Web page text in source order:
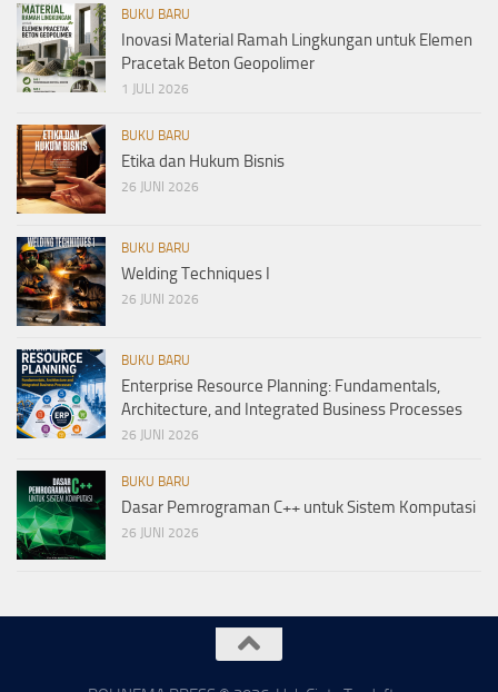
BUKU BARU
Inovasi Material Ramah Lingkungan untuk Elemen
Pracetak Beton Geopolimer
1 JULI 2026
BUKU BARU
Etika dan Hukum Bisnis
26 JUNI 2026
BUKU BARU
Welding Techniques I
26 JUNI 2026
BUKU BARU
Enterprise Resource Planning: Fundamentals,
Architecture, and Integrated Business Processes
26 JUNI 2026
BUKU BARU
Dasar Pemrograman C++ untuk Sistem Komputasi
26 JUNI 2026